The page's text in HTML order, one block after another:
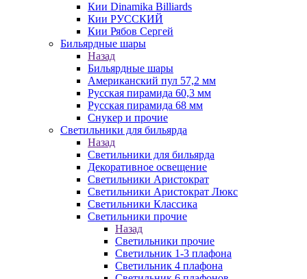
Кии Dinamika Billiards
Кии РУССКИЙ
Кии Рябов Сергей
Бильярдные шары
Назад
Бильярдные шары
Американский пул 57,2 мм
Русская пирамида 60,3 мм
Русская пирамида 68 мм
Снукер и прочие
Светильники для бильярда
Назад
Светильники для бильярда
Декоративное освещение
Светильники Аристократ
Светильники Аристократ Люкс
Светильники Классика
Светильники прочие
Назад
Светильники прочие
Светильник 1-3 плафона
Светильник 4 плафона